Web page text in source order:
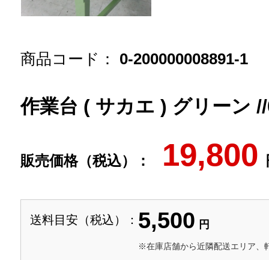
商品コード： 0-200000008891-1
作業台 ( サカエ ) グリーン
販売価格（税込）： 19,800
送料目安（税込）： 5,500 円
※在庫店舗から近隣配送エリア、